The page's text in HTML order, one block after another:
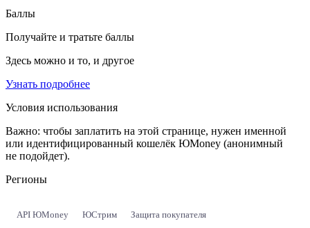
Баллы
Получайте и тратьте баллы
Здесь можно и то, и другое
Узнать подробнее
Условия использования
Важно: чтобы заплатить на этой странице, нужен именной
или идентифицированный кошелёк ЮMoney (анонимный
не подойдет).
Регионы
API ЮMoney ЮСтрим Защита покупателя